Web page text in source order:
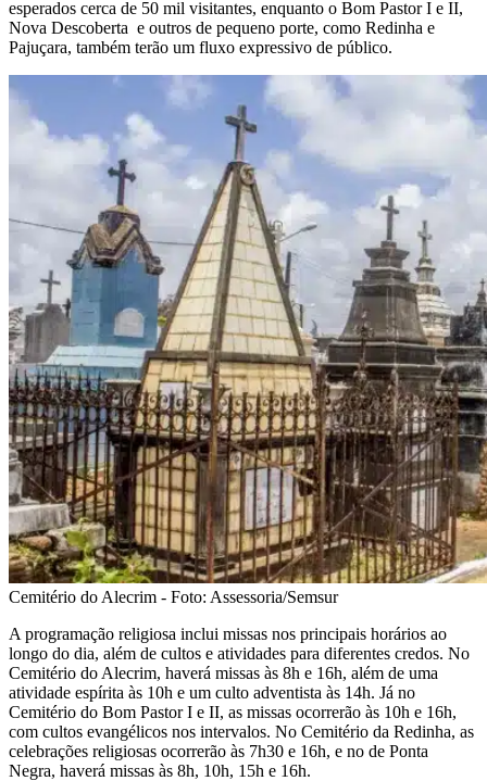
esperados cerca de 50 mil visitantes, enquanto o Bom Pastor I e II,
Nova Descoberta e outros de pequeno porte, como Redinha e
Pajuçara, também terão um fluxo expressivo de público.
Cemitério do Alecrim - Foto: Assessoria/Semsur
A programação religiosa inclui missas nos principais horários ao
longo do dia, além de cultos e atividades para diferentes credos. No
Cemitério do Alecrim, haverá missas às 8h e 16h, além de uma
atividade espírita às 10h e um culto adventista às 14h. Já no
Cemitério do Bom Pastor I e II, as missas ocorrerão às 10h e 16h,
com cultos evangélicos nos intervalos. No Cemitério da Redinha, as
celebrações religiosas ocorrerão às 7h30 e 16h, e no de Ponta
Negra, haverá missas às 8h, 10h, 15h e 16h.